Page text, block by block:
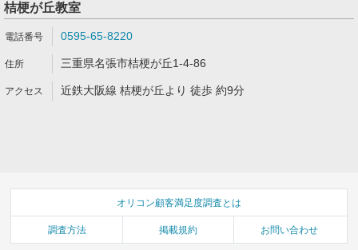
桔梗が丘教室
0595-65-8220
三重県名張市桔梗が丘1-4-86
近鉄大阪線 桔梗が丘より 徒歩 約9分
オリコン顧客満足度調査とは
調査方法 掲載規約 お問い合わせ